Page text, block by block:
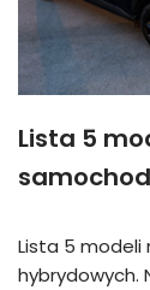
Lista 5
Lista 5
hybrydowych.